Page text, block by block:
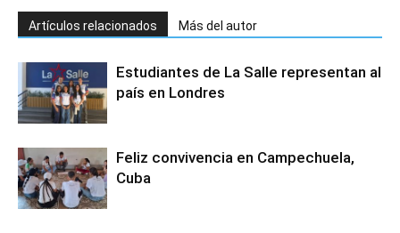
Artículos relacionados Más del autor
Estudiantes de La Salle representan al
país en Londres
Feliz convivencia en Campechuela,
Cuba